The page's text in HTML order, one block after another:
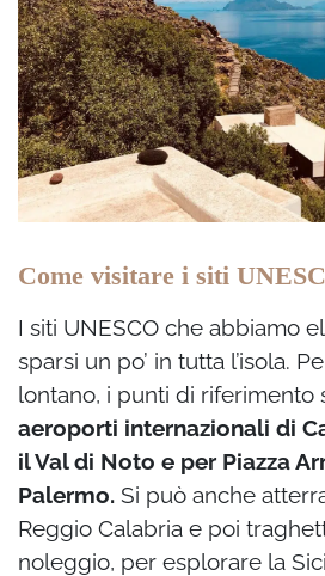
Come visitare i siti
I siti UNESCO che abbiamo
sparsi un po’ in tutta l’isola.
lontano, i punti di riferimento
aeroporti internazionali di
il Val di Noto e per Piazza
Palermo. Si può anche
Reggio Calabria e poi
noleggio, per esplorare la